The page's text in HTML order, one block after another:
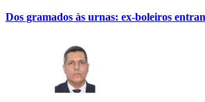
Dos gramados às urnas: ex-boleiros